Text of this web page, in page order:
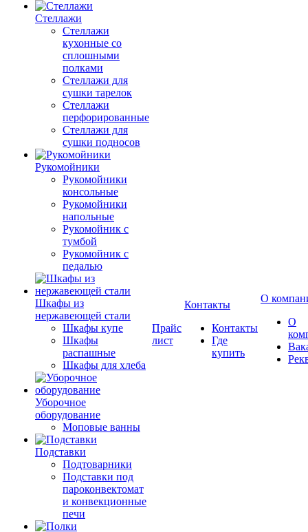
Стеллажи
Стеллажи
кухонные со
сплошными
полками
Стеллажи для
сушки тарелок
Стеллажи
перфорированные
Стеллажи для
сушки подносов
Рукомойники
Рукомойники
консольные
Рукомойники
напольные
Рукомойник с
тумбой
Рукомойник с
педалью
Шкафы из
нержавеющей стали
Шкафы купе
Шкафы
распашные
Шкафы для хлеба
Уборочное
оборудование
Моповые ванны
Подставки
Подтоварники
Подставки под
пароконвектомат
и конвекционные
печи
Прайс
лист
Контакты
Контакты
Где
купить
О
О